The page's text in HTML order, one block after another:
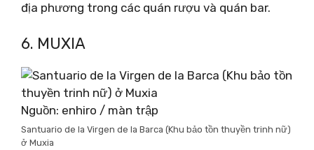
địa phương trong các quán rượu và quán bar.
6. MUXIA
Nguồn: enhiro / màn trập
Santuario de la Virgen de la Barca (Khu bảo tồn thuyền trinh nữ)
ở Muxia